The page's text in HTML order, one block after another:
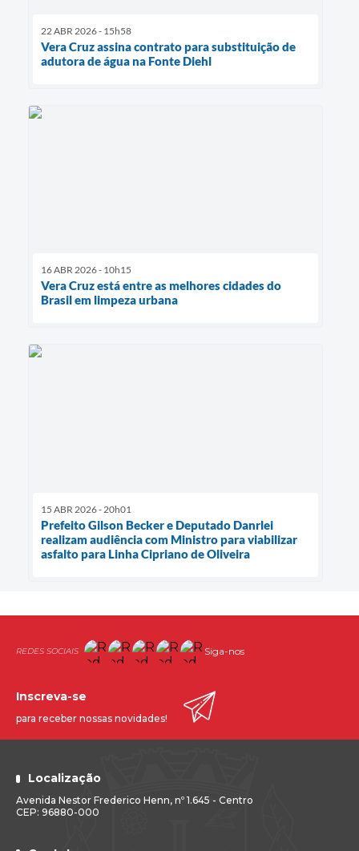
22 ABR 2026 - 15h58
Vera Cruz assina contrato para substituição de
adutora de água na Fonte Diehl
16 ABR 2026 - 10h15
Vera Cruz está entre as melhores cidades do
Brasil em limpeza urbana
15 ABR 2026 - 20h01
Prefeito Gilson Becker e Deputado Danrlei
realizam audiência com Ministro para viabilizar
asfalto para Linha Cipriano de Oliveira
Siga-nos
Localização
Avenida Nestor Frederico Henn, nº 1.645 - Centro
CEP: 96880-000
Inscreva-se
para receber nossas novidades!